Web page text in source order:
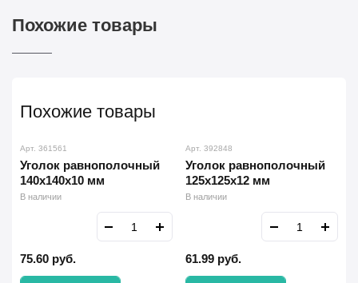
Похожие товары
Похожие товары
Арт. 361561
Уголок равнополочный
140х140х10 мм
В наличии
75.60 руб.
Арт. 392848
Уголок равнополочный
125х125х12 мм
В наличии
61.99 руб.